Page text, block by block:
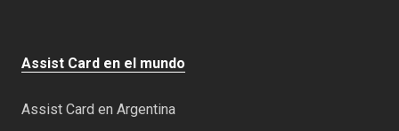
Assist Card en el mundo
Assist Card en Argentina